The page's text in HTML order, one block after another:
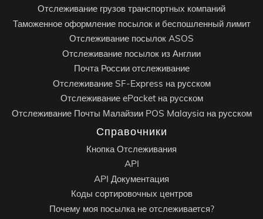
Отслеживание грузов транспортных компаний
Таможенное оформление посылок и беспошленный лимит
Отслеживание посылок ASOS
Отслеживание посылок из Англии
Почта России отслеживание
Отслеживание SF-Express на русском
Отслеживание ePacket на русском
Отслеживание Почты Малайзии POS Malaysia на русском
Справочники
Кнопка Отслеживания
API
API Документация
Коды сортировочных центров
Почему моя посылка не отслеживается?